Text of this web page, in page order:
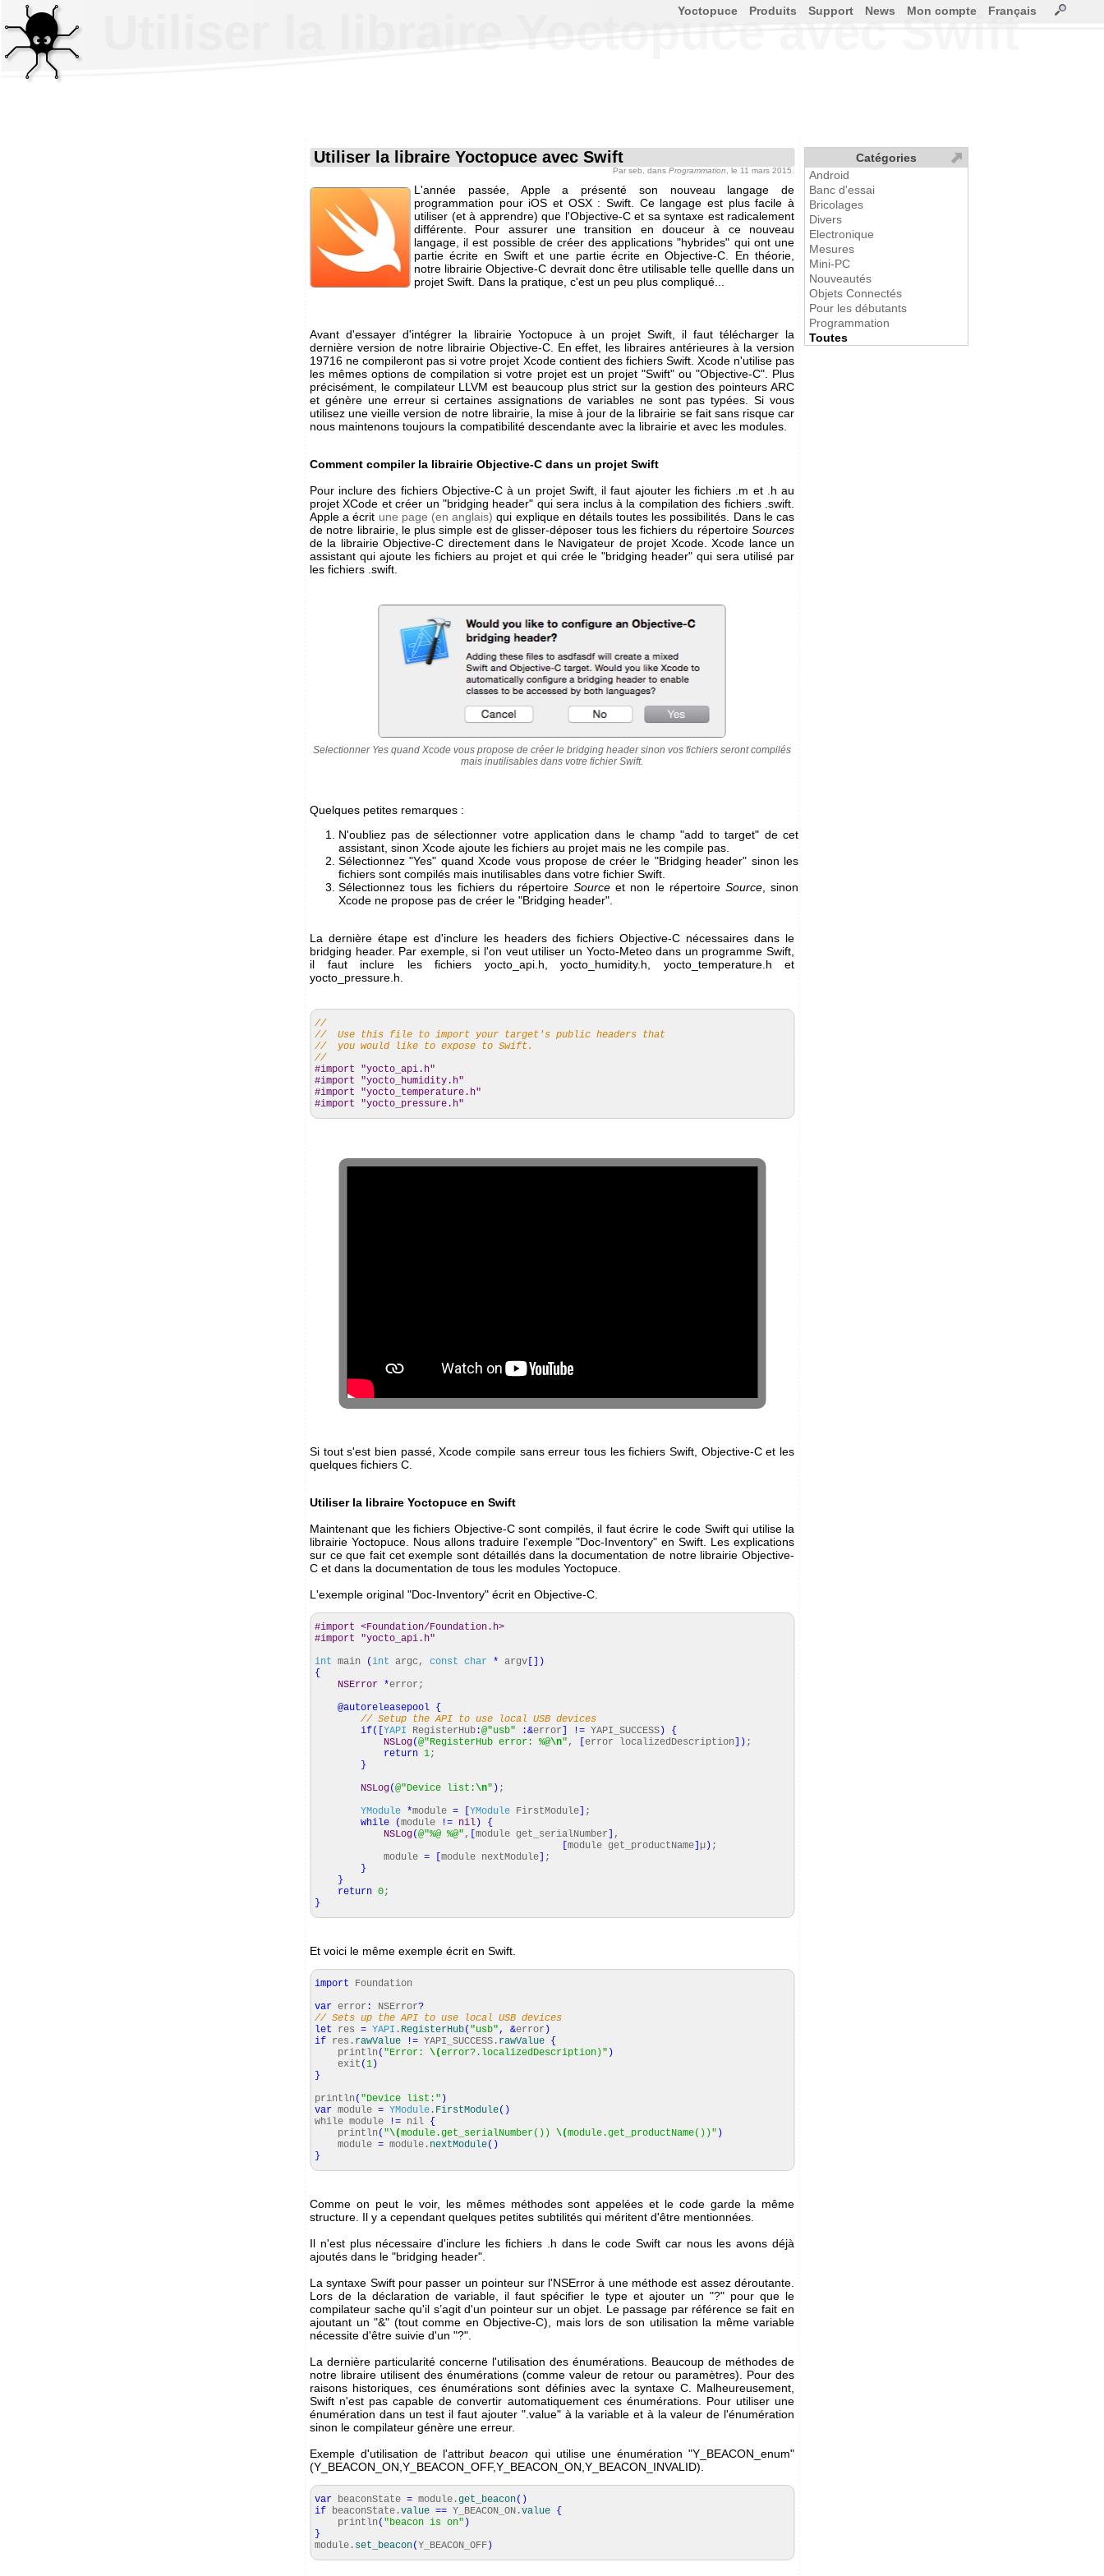
Utiliser la libraire Yoctopuce avec Swift
Utiliser la libraire Yoctopuce avec Swift
Par seb , dans Programmation , le 11 mars 2015.
L'année passée, Apple a présenté son nouveau langage de
programmation pour iOS et OSX : Swift. Ce langage est plus facile à
utiliser (et à apprendre) que l'Objective-C et sa syntaxe est radicalement
différente. Pour assurer une transition en douceur à ce nouveau
langage, il est possible de créer des applications "hybrides" qui ont une
partie écrite en Swift et une partie écrite en Objective-C. En théorie,
notre librairie Objective-C devrait donc être utilisable telle quellle dans un
projet Swift. Dans la pratique, c'est un peu plus compliqué...
Avant d'essayer d'intégrer la librairie Yoctopuce à un projet Swift, il faut télécharger la
dernière version de notre librairie Objective-C. En effet, les libraires antérieures à la version
19716 ne compileront pas si votre projet Xcode contient des fichiers Swift. Xcode n'utilise pas
les mêmes options de compilation si votre projet est un projet "Swift" ou "Objective-C". Plus
précisément, le compilateur LLVM est beaucoup plus strict sur la gestion des pointeurs ARC
et génère une erreur si certaines assignations de variables ne sont pas typées. Si vous
utilisez une vieille version de notre librairie, la mise à jour de la librairie se fait sans risque car
nous maintenons toujours la compatibilité descendante avec la librairie et avec les modules.
Comment compiler la librairie Objective-C dans un projet Swift
Pour inclure des fichiers Objective-C à un projet Swift, il faut ajouter les fichiers .m et .h au
projet XCode et créer un "bridging header" qui sera inclus à la compilation des fichiers .swift.
Apple a écrit une page (en anglais) qui explique en détails toutes les possibilités. Dans le cas
de notre librairie, le plus simple est de glisser-déposer tous les fichiers du répertoire Sources
de la librairie Objective-C directement dans le Navigateur de projet Xcode. Xcode lance un
assistant qui ajoute les fichiers au projet et qui crée le "bridging header" qui sera utilisé par
les fichiers .swift.
Selectionner Yes quand Xcode vous propose de créer le bridging header sinon vos fichiers seront compilés
mais inutilisables dans votre fichier Swift.
Quelques petites remarques :
N'oubliez pas de sélectionner votre application dans le champ "add to target" de cet
assistant, sinon Xcode ajoute les fichiers au projet mais ne les compile pas.
Sélectionnez "Yes" quand Xcode vous propose de créer le "Bridging header" sinon les
fichiers sont compilés mais inutilisables dans votre fichier Swift.
Sélectionnez tous les fichiers du répertoire Source et non le répertoire Source, sinon
Xcode ne propose pas de créer le "Bridging header".
La dernière étape est d'inclure les headers des fichiers Objective-C nécessaires dans le
bridging header. Par exemple, si l'on veut utiliser un Yocto-Meteo dans un programme Swift,
il faut inclure les fichiers yocto_api.h, yocto_humidity.h, yocto_temperature.h et
yocto_pressure.h.
//
// Use this file to import your target's public headers that
// you would like to expose to Swift.
//
#import "yocto_api.h"
#import "yocto_humidity.h"
#import "yocto_temperature.h"
#import "yocto_pressure.h"
Si tout s'est bien passé, Xcode compile sans erreur tous les fichiers Swift, Objective-C et les
quelques fichiers C.
Utiliser la libraire Yoctopuce en Swift
Maintenant que les fichiers Objective-C sont compilés, il faut écrire le code Swift qui utilise la
librairie Yoctopuce. Nous allons traduire l'exemple "Doc-Inventory" en Swift. Les explications
sur ce que fait cet exemple sont détaillés dans la documentation de notre librairie Objective-
C et dans la documentation de tous les modules Yoctopuce.
L'exemple original "Doc-Inventory" écrit en Objective-C.
#import <Foundation/Foundation.h>
#import "yocto_api.h"
int main (int argc, const char * argv
)
{
NSError *error;
@autoreleasepool {
// Setup the API to use local USB devices
if( YAPI RegisterHub :@"usb" :&error != YAPI_SUCCESS )
{
NSLog(@"RegisterHub error: %@\n" , error localizedDescription ) ;
return 1;
}
NSLog(@"Device list: \n" ) ;
YModule *module = YModule FirstModule
;
while
(module != nil )
{
NSLog(@"%@ %@" , module get_serialNumber
,
module get_productName µ ) ;
module = module nextModule
;
}
}
return 0;
}
Et voici le même exemple écrit en Swift.
import Foundation
var error : NSError?
// Sets up the API to use local USB devices
let res = YAPI . RegisterHub( "usb", &error )
if res. rawValue != YAPI_SUCCESS. rawValue {
println ( "Error: \(error?.localizedDescription)" )
exit (1 )
}
println ( "Device list:" )
var module = YModule . FirstModule( )
while module
!= nil {
println ( "\(module.get_serialNumber()) \(module.get_productName())" )
module = module. nextModule( )
}
Comme on peut le voir, les mêmes méthodes sont appelées et le code garde la même
structure. Il y a cependant quelques petites subtilités qui méritent d'être mentionnées.
Il n'est plus nécessaire d'inclure les fichiers .h dans le code Swift car nous les avons déjà
ajoutés dans le "bridging header".
La syntaxe Swift pour passer un pointeur sur l'NSError à une méthode est assez déroutante.
Lors de la déclaration de variable, il faut spécifier le type et ajouter un "?" pour que le
compilateur sache qu'il s’agit d'un pointeur sur un objet. Le passage par référence se fait en
ajoutant un "&" (tout comme en Objective-C), mais lors de son utilisation la même variable
nécessite d'être suivie d'un "?".
La dernière particularité concerne l'utilisation des énumérations. Beaucoup de méthodes de
notre libraire utilisent des énumérations (comme valeur de retour ou paramètres). Pour des
raisons historiques, ces énumérations sont définies avec la syntaxe C. Malheureusement,
Swift n'est pas capable de convertir automatiquement ces énumérations. Pour utiliser une
énumération dans un test il faut ajouter ".value" à la variable et à la valeur de l'énumération
sinon le compilateur génère une erreur.
Exemple d'utilisation de l'attributbeacon qui utilise une énumération "Y_BEACON_enum"
(Y_BEACON_ON,Y_BEACON_OFF,Y_BEACON_ON,Y_BEACON_INVALID).
var beaconState = module.get_beacon( )
if beaconState.value == Y_BEACON_ON.value {
println ( "beacon is on" )
}
module. set_beacon(Y_BEACON_OFF )
Yoctopuce Produits Support News Mon compte Français
Catégories
Android
Banc d'essai
Bricolages
Divers
Electronique
Mesures
Mini-PC
Nouveautés
Objets Connectés
Pour les débutants
Programmation
Toutes